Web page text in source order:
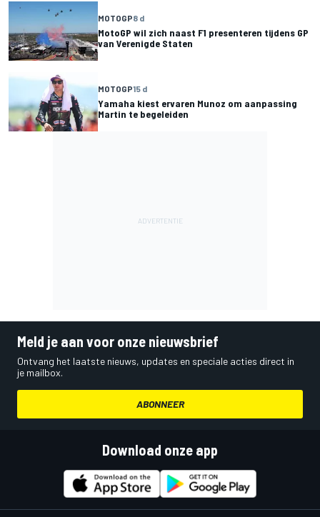
MOTOGP8 d
MotoGP wil zich naast F1 presenteren tijdens GP
van Verenigde Staten
MOTOGP15 d
Yamaha kiest ervaren Munoz om aanpassing
Martin te begeleiden
Meld je aan voor onze nieuwsbrief
Ontvang het laatste nieuws, updates en speciale acties direct in
je mailbox.
ABONNEER
Download onze app